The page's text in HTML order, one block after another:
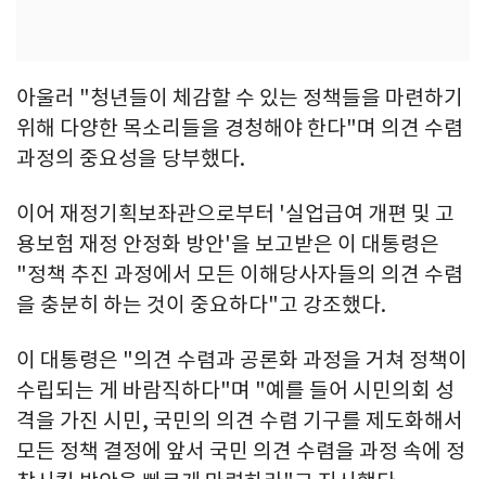
아울러 "청년들이 체감할 수 있는 정책들을 마련하기
위해 다양한 목소리들을 경청해야 한다"며 의견 수렴
과정의 중요성을 당부했다.
이어 재정기획보좌관으로부터 '실업급여 개편 및 고
용보험 재정 안정화 방안'을 보고받은 이 대통령은
"정책 추진 과정에서 모든 이해당사자들의 의견 수렴
을 충분히 하는 것이 중요하다"고 강조했다.
이 대통령은 "의견 수렴과 공론화 과정을 거쳐 정책이
수립되는 게 바람직하다"며 "예를 들어 시민의회 성
격을 가진 시민, 국민의 의견 수렴 기구를 제도화해서
모든 정책 결정에 앞서 국민 의견 수렴을 과정 속에 정